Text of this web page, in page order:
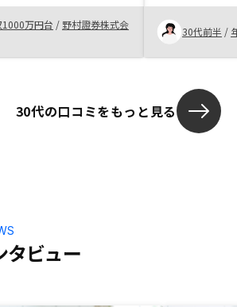
1000万円台 / 野村證券株式会
30代前半 /
30代の口コミをもっと見る
タビュー